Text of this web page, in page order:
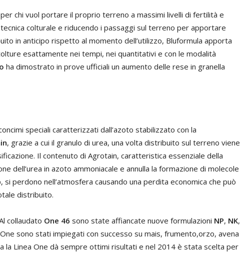
chi vuol portare il proprio terreno a massimi livelli di fertilità e
colturale e riducendo i passaggi sul terreno per apportare
in anticipo rispetto al momento dell’utilizzo, Bluformula apporta
esattamente nei tempi, nei quantitativi e con le modalità
ha dimostrato in prove ufficiali un aumento delle rese in granella
speciali caratterizzati dall’azoto stabilizzato con la
, grazie a cui il granulo di urea, una volta distribuito sul terreno viene
Il contenuto di Agrotain, caratteristica essenziale della
dell’urea in azoto ammoniacale e annulla la formazione di molecole
si perdono nell’atmosfera causando una perdita economica che può
distribuito.
collaudato One 46 sono state affiancate nuove formulazioni NP, NK,
sono stati impiegati con successo su mais, frumento,orzo, avena
la Linea One dà sempre ottimi risultati e nel 2014 è stata scelta per